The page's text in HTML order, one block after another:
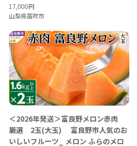
17,000円
山梨県笛吹市
＜2026年発送＞富良野メロン赤肉
厳選 2玉(大玉) 富良野市人気のお
いしいフルーツ_ メロン ふらのメロ